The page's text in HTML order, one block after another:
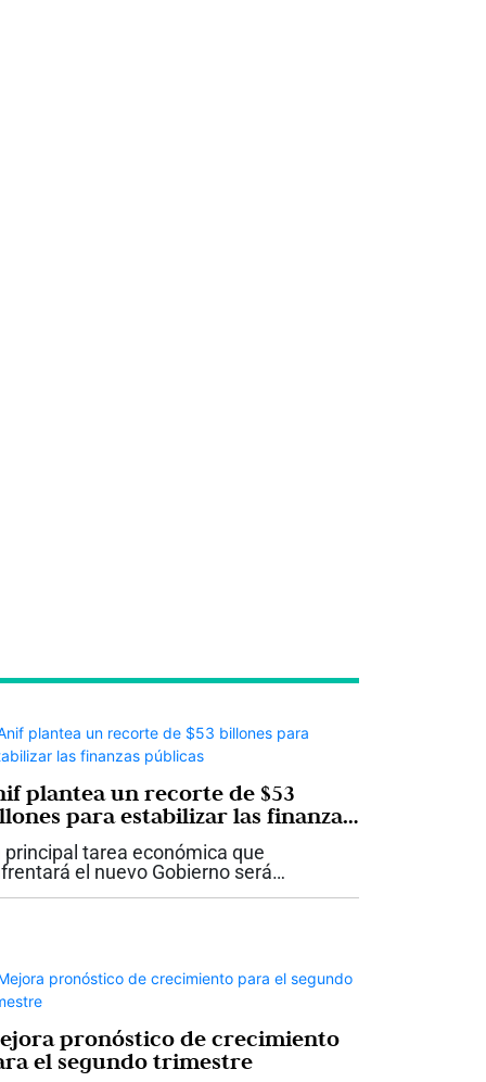
plantea un recorte de $53
para estabilizar las finanzas
principal tarea económica que
el nuevo Gobierno será
la sostenibilidad de las finanzas
pronóstico de crecimiento
el segundo trimestre